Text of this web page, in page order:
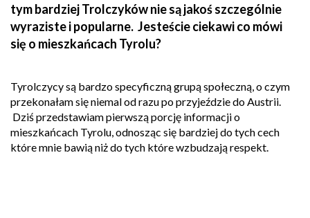
tym bardziej Trolczyków nie są jakoś szczególnie
wyraziste i popularne. Jesteście ciekawi co mówi
się o mieszkańcach Tyrolu?
Tyrolczycy są bardzo specyficzną grupą społeczną, o czym
przekonałam się niemal od razu po przyjeździe do Austrii.
Dziśprzedstawiam pierwszą porcję informacji o
mieszkańcach Tyrolu, odnosząc się bardziej do tych cech
które mnie bawią niż do tych które wzbudzają respekt.